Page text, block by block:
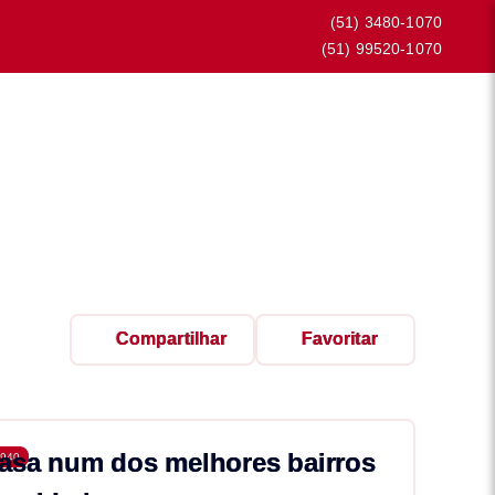
(51) 3480-1070
(51) 99520-1070
Compartilhar Favoritar
num dos melhores bairros